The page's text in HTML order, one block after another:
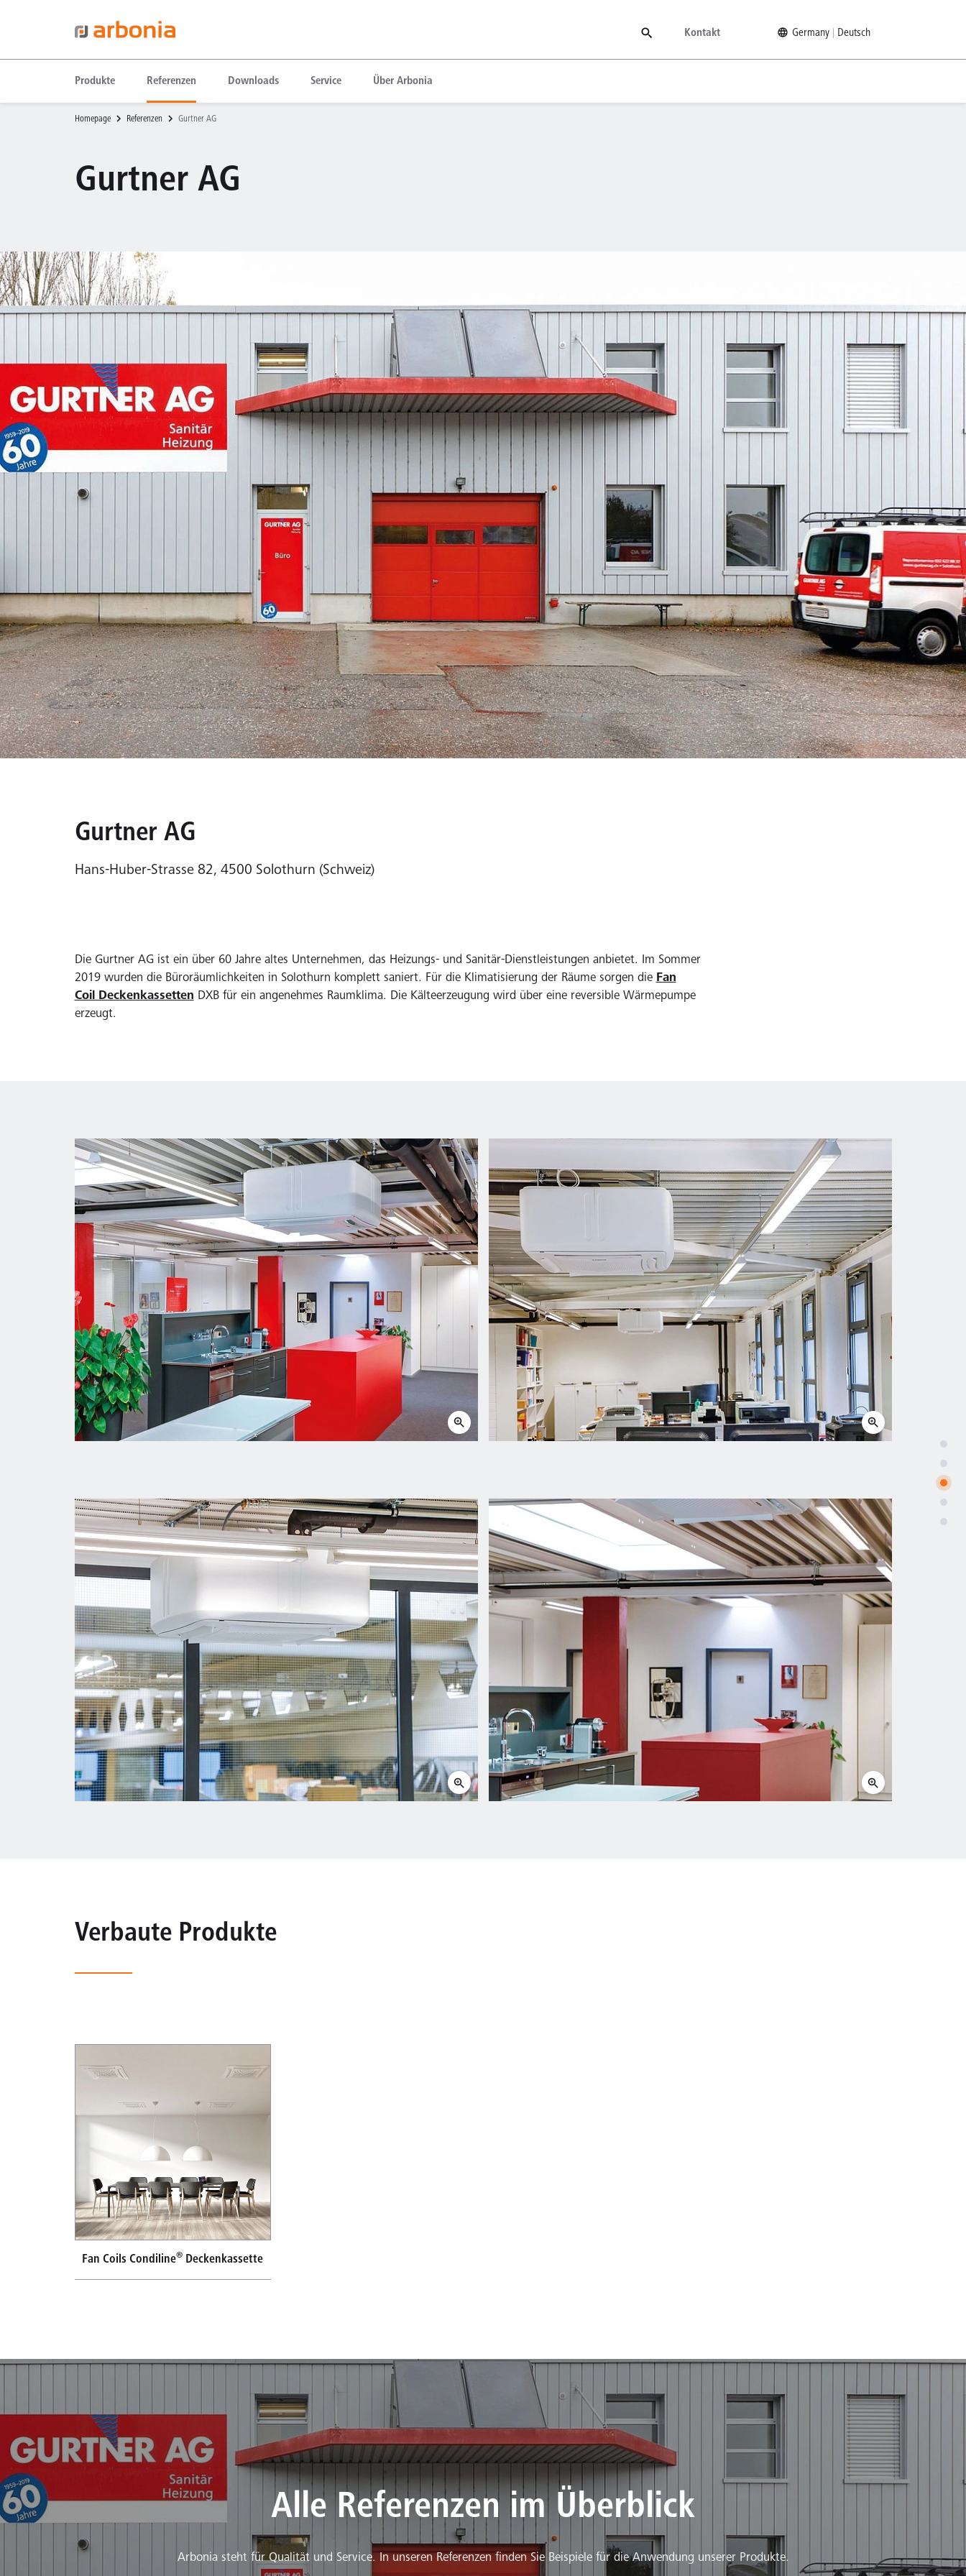
Kontakt Germany Deutsch
Produkte Referenzen Downloads Service Über Arbonia
Homepage Referenzen Gurtner AG
Gurtner AG
Gurtner AG
Hans-Huber-Strasse 82, 4500 Solothurn (Schweiz)
Die Gurtner AG ist ein über 60 Jahre altes Unternehmen, das Heizungs- und Sanitär-Dienstleistungen anbietet. Im Sommer
2019 wurden die Büroräumlichkeiten in Solothurn komplett saniert. Für die Klimatisierung der Räume sorgen die Fan
Coil Deckenkassetten DXB für ein angenehmes Raumklima. Die Kälteerzeugung wird über eine reversible Wärmepumpe
erzeugt.
Verbaute Produkte
Fan Coils Condiline® Deckenkassette
Alle Referenzen im Überblick
Arbonia steht für Qualität und Service. In unseren Referenzen finden Sie Beispiele für die Anwendung unserer Produkte.